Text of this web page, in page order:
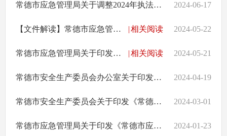
常德市应急管理局关于调整2024年执法计划重点检查对象的通知 2024-06-17
|相关阅读
【文件解读】常德市应急管理局《关于印发<常德市应急管理局优化营商环境十二条举措>的通知》政策解读 2024-05-22
|相关阅读
常德市应急管理局关于印发《常德市应急管理局优化营商环境十二条举措》的通知 2024-05-21
常德市安全生产委员会办公室关于印发《关于建立全市高层建筑外墙、冷库、室内冰雪活动场所保温材料消防安全全链条监管工作机制的工作方案》和《全市电气焊作业全链条安全监管重点工作任务及分工方案》的通知 2024-04-19
常德市安全生产委员会关于印发《常德市安全生产治本攻坚三年行动实施方案（2024-2026年）》的通知 2024-03-01
常德市应急管理局关于印发《常德市应急管理局2024年度安全生产监管执法计划》的通知 2024-01-23